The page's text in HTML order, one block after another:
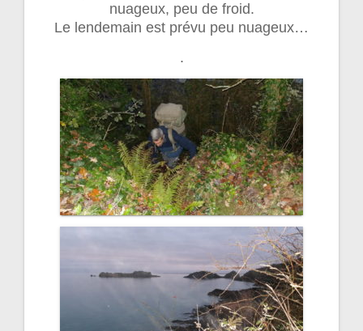
nuageux, peu de froid.
Le lendemain est prévu peu nuageux…
.